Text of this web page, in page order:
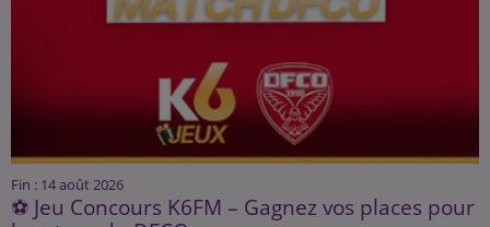
Fin : 14 août 2026
⚽ Jeu Concours K6FM – Gagnez vos places pour